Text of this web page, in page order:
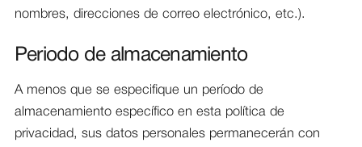
nombres, direcciones de correo electrónico, etc.).
Periodo de almacenamiento
A menos que se especifique un período de
almacenamiento específico en esta política de
privacidad, sus datos personales permanecerán con